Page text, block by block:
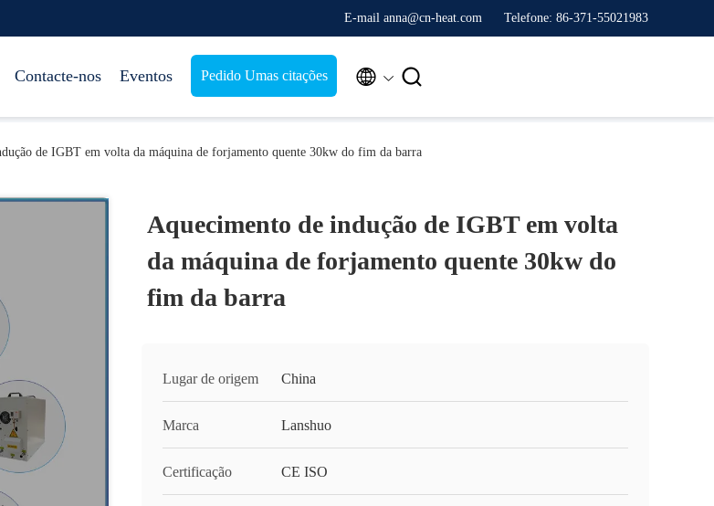
E-mail anna@cn-heat.com Telefone: 86-371-55021983
Contacte-nos Eventos Pedido Umas citações  
de IGBT em volta da máquina de forjamento quente 30kw do fim da barra
Aquecimento de indução de IGBT em volta
da máquina de forjamento quente 30kw do
fim da barra
Lugar de origem China
Marca Lanshuo
Certificação CE ISO